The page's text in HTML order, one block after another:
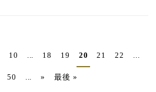
10 ... 18 19 20 21 22 ...
50 ... » 最後 »